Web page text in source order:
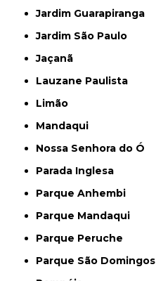
Jardim Guarapiranga
Jardim São Paulo
Jaçanã
Lauzane Paulista
Limão
Mandaqui
Nossa Senhora do Ó
Parada Inglesa
Parque Anhembi
Parque Mandaqui
Parque Peruche
Parque São Domingos